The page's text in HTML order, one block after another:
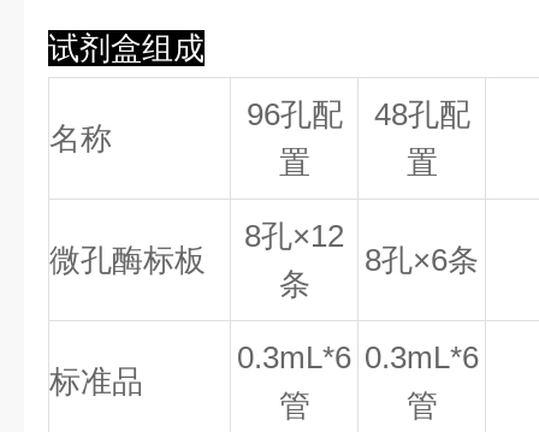
试剂盒组成
名称
96孔配
置
48孔配
置
微孔酶标板
8孔×12
条
8孔×6条
标准品
0.3mL*6
管
0.3mL*6
管